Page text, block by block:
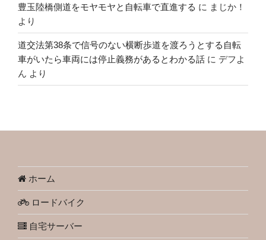
豊玉陸橋側道をモヤモヤと自転車で直進する に まじか！
より
道交法第38条で信号のない横断歩道を渡ろうとする自転
車がいたら車両には停止義務があるとわかる話 に デフよ
ん より
ホーム
ロードバイク
自宅サーバー